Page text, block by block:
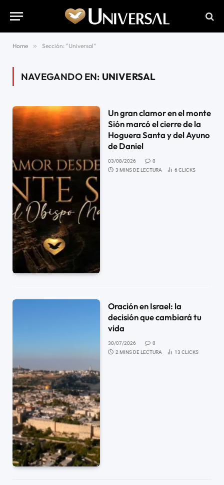
Home » Sección: "Universal"
NAVEGANDO EN: UNIVERSAL
Un gran clamor en el monte
Sión marcó el cierre de la
Hoguera Santa y del Ayuno
de Daniel
03/08/2026
0
3 MINS DE LECTURA
6CLICKS
Oración en Israel: la
decisión que cambiará tu
vida
30/07/2026
0
2 MINS DE LECTURA
13CLICKS